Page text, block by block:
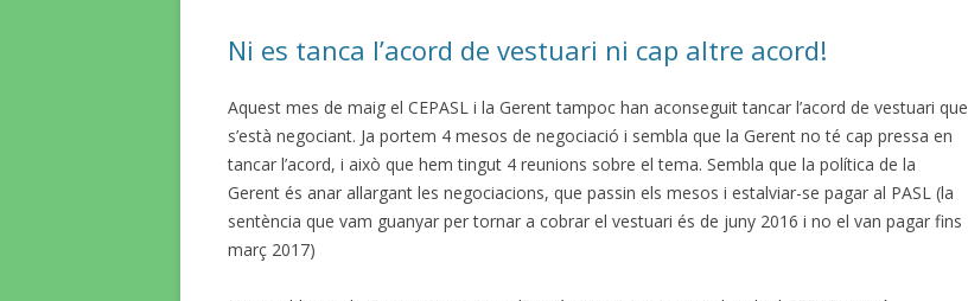
Ni es tanca l’acord de vestuari ni cap altre acord!
Aquest mes de maig el CEPASL i la Gerent tampoc han aconseguit tancar l’acord de vestuari que
s’està negociant. Ja portem 4 mesos de negociació i sembla que la Gerent no té cap pressa en
tancar l’acord, i això que hem tingut 4 reunions sobre el tema. Sembla que la política de la
Gerent és anar allargant les negociacions, que passin els mesos i estalviar-se pagar al PASL (la
sentència que vam guanyar per tornar a cobrar el vestuari és de juny 2016 i no el van pagar fins
març 2017)